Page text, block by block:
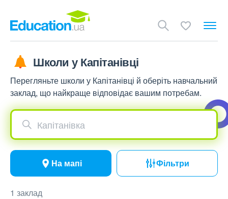
Школи у Капітанівці
Перегляньте школи у Капітанівці й оберіть навчальний
заклад, що найкраще відповідає вашим потребам.
Капітанівка
На мапі Фільтри
1 заклад